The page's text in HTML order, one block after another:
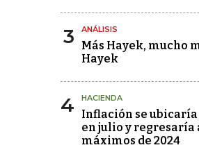
3 ANÁLISIS
Más Hayek, mucho
Hayek
4 HACIENDA
Inflación se ubicaría
en julio y regresaría
máximos de 2024